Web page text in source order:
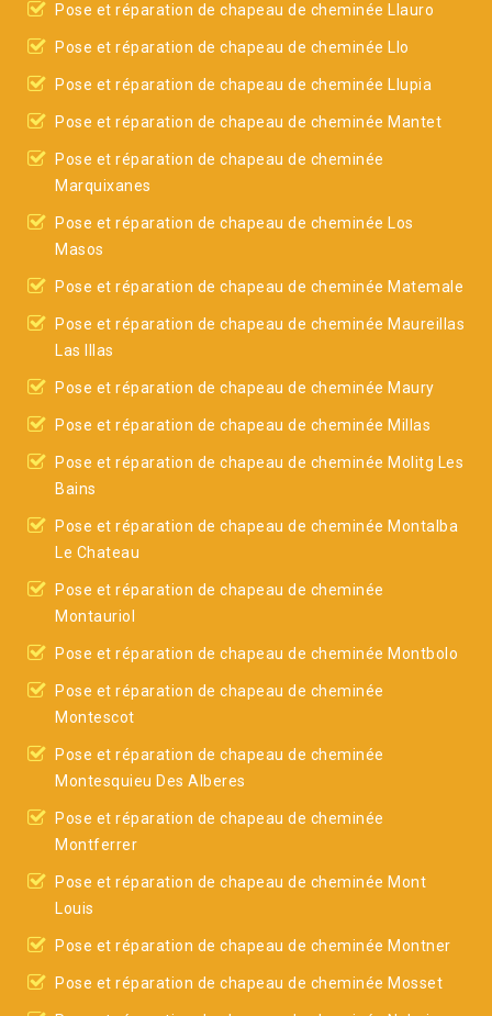
Pose et réparation de chapeau de cheminée Llauro
Pose et réparation de chapeau de cheminée Llo
Pose et réparation de chapeau de cheminée Llupia
Pose et réparation de chapeau de cheminée Mantet
Pose et réparation de chapeau de cheminée
Marquixanes
Pose et réparation de chapeau de cheminée Los
Masos
Pose et réparation de chapeau de cheminée Matemale
Pose et réparation de chapeau de cheminée Maureillas
Las Illas
Pose et réparation de chapeau de cheminée Maury
Pose et réparation de chapeau de cheminée Millas
Pose et réparation de chapeau de cheminée Molitg Les
Bains
Pose et réparation de chapeau de cheminée Montalba
Le Chateau
Pose et réparation de chapeau de cheminée
Montauriol
Pose et réparation de chapeau de cheminée Montbolo
Pose et réparation de chapeau de cheminée
Montescot
Pose et réparation de chapeau de cheminée
Montesquieu Des Alberes
Pose et réparation de chapeau de cheminée
Montferrer
Pose et réparation de chapeau de cheminée Mont
Louis
Pose et réparation de chapeau de cheminée Montner
Pose et réparation de chapeau de cheminée Mosset